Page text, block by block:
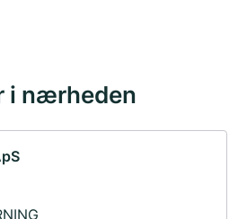
i nærheden